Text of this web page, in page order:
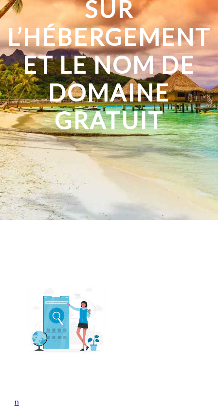
SUR
L’HÉBERGEMENT
ET LE NOM DE
DOMAINE
GRATUIT
n